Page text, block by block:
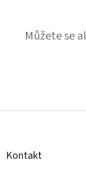
Můžete se
Z
Kontakt